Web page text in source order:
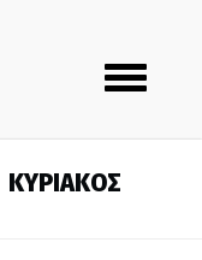
Toggle
navigation
ΚΥΡΙΑΚΟΣ